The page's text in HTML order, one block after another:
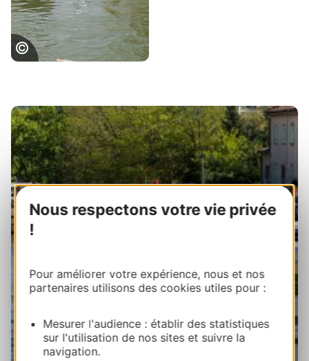
Nous respectons votre vie privée
!
Pour améliorer votre expérience, nous et nos
partenaires utilisons des cookies utiles pour :
Mesurer l'audience : établir des statistiques
sur l'utilisation de nos sites et suivre la
navigation.